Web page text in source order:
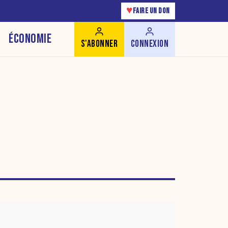
♥ FAIRE UN DON
ÉCONOMIE S'ABONNER CONNEXION